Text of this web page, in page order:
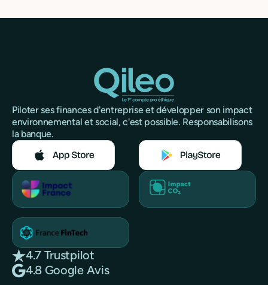
Piloter ses finances d'entreprise et développer son impact
environnemental et social, c'est possible. Responsabilisons
la banque.
4.7 Trustpilot
4.8 Google Avis